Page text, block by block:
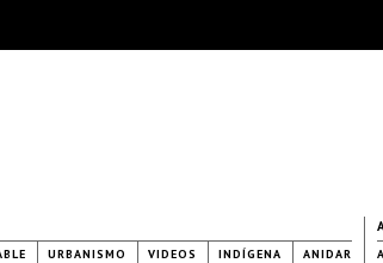
URBANISMO VIDEOS INDÍGENA ANIDAR